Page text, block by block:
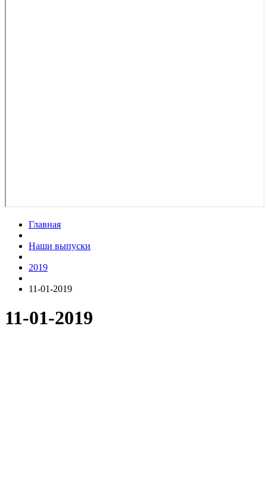
Главная
Наши выпуски
2019
11-01-2019
11-01-2019